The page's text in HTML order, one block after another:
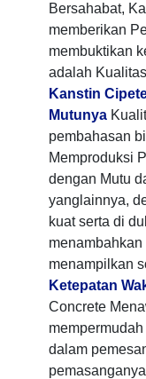
Bersahabat,
memberikan
membuktikan
adalah
Kanstin
Mutunya
pembahasan
Memproduksi
dengan Mutu
yanglainnya,
kuat serta di
menampilkan
Ketepatan
Concrete
dalam